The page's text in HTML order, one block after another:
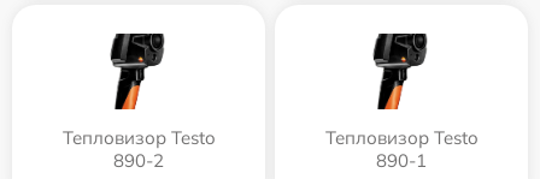
Тепловизор Testo
890-2
Тепловизор Testo
890-1